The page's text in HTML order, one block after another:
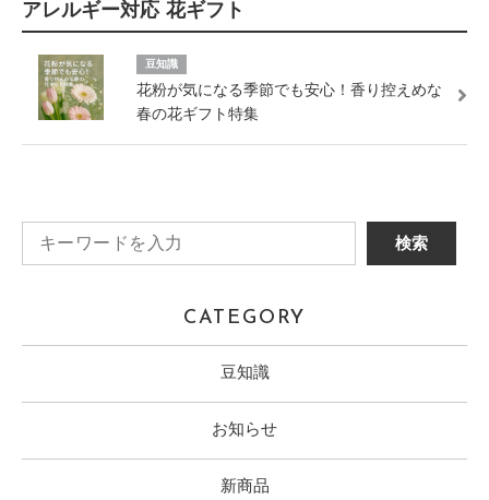
アレルギー対応 花ギフト
豆知識
花粉が気になる季節でも安心！香り控えめな
春の花ギフト特集
CATEGORY
豆知識
お知らせ
新商品